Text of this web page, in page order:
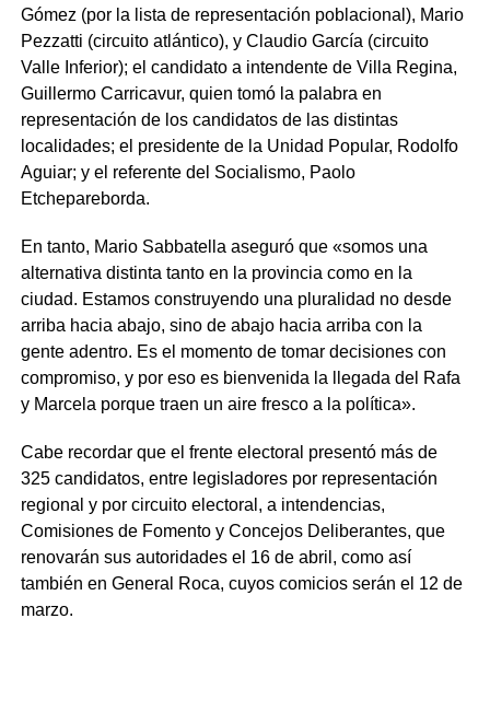
Gómez (por la lista de representación poblacional), Mario
Pezzatti (circuito atlántico), y Claudio García (circuito
Valle Inferior); el candidato a intendente de Villa Regina,
Guillermo Carricavur, quien tomó la palabra en
representación de los candidatos de las distintas
localidades; el presidente de la Unidad Popular, Rodolfo
Aguiar; y el referente del Socialismo, Paolo
Etchepareborda.
En tanto, Mario Sabbatella aseguró que «somos una
alternativa distinta tanto en la provincia como en la
ciudad. Estamos construyendo una pluralidad no desde
arriba hacia abajo, sino de abajo hacia arriba con la
gente adentro. Es el momento de tomar decisiones con
compromiso, y por eso es bienvenida la llegada del Rafa
y Marcela porque traen un aire fresco a la política».
Cabe recordar que el frente electoral presentó más de
325 candidatos, entre legisladores por representación
regional y por circuito electoral, a intendencias,
Comisiones de Fomento y Concejos Deliberantes, que
renovarán sus autoridades el 16 de abril, como así
también en General Roca, cuyos comicios serán el 12 de
marzo.